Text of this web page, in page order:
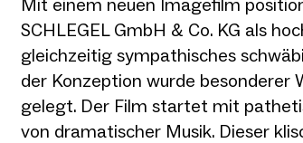
SCHLEGEL GmbH & Co. KG als
gleichzeitig sympathisches
der Konzeption wurde besonderer
gelegt. Der Film startet mit
von dramatischer Musik. Dieser